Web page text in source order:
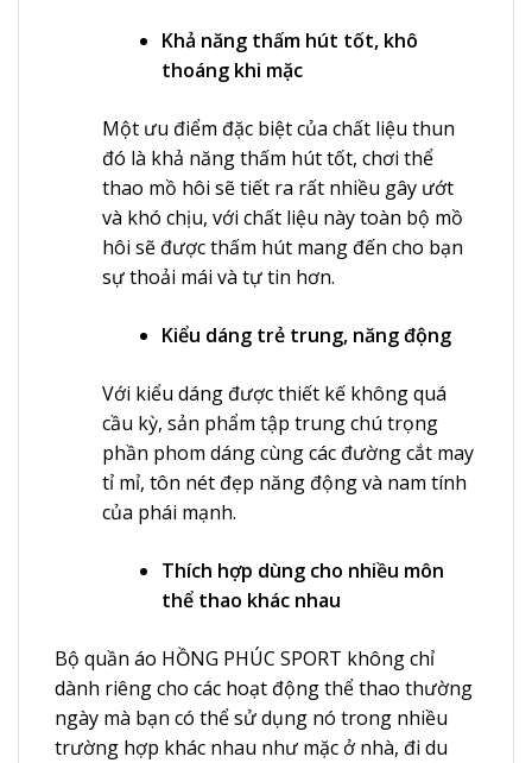
Khả năng thấm hút tốt, khô
thoáng khi mặc
Một ưu điểm đặc biệt của chất liệu thun
đó là khả năng thấm hút tốt, chơi thể
thao mồ hôi sẽ tiết ra rất nhiều gây ướt
và khó chịu, với chất liệu này toàn bộ mồ
hôi sẽ được thấm hút mang đến cho bạn
sự thoải mái và tự tin hơn.
Kiểu dáng trẻ trung, năng động
Với kiểu dáng được thiết kế không quá
cầu kỳ, sản phẩm tập trung chú trọng
phần phom dáng cùng các đường cắt may
tỉ mỉ, tôn nét đẹp năng động và nam tính
của phái mạnh.
Thích hợp dùng cho nhiều môn
thể thao khác nhau
Bộ quần áo HỒNG PHÚC SPORT không chỉ
dành riêng cho các hoạt động thể thao thường
ngày mà bạn có thể sử dụng nó trong nhiều
trường hợp khác nhau như mặc ở nhà, đi du